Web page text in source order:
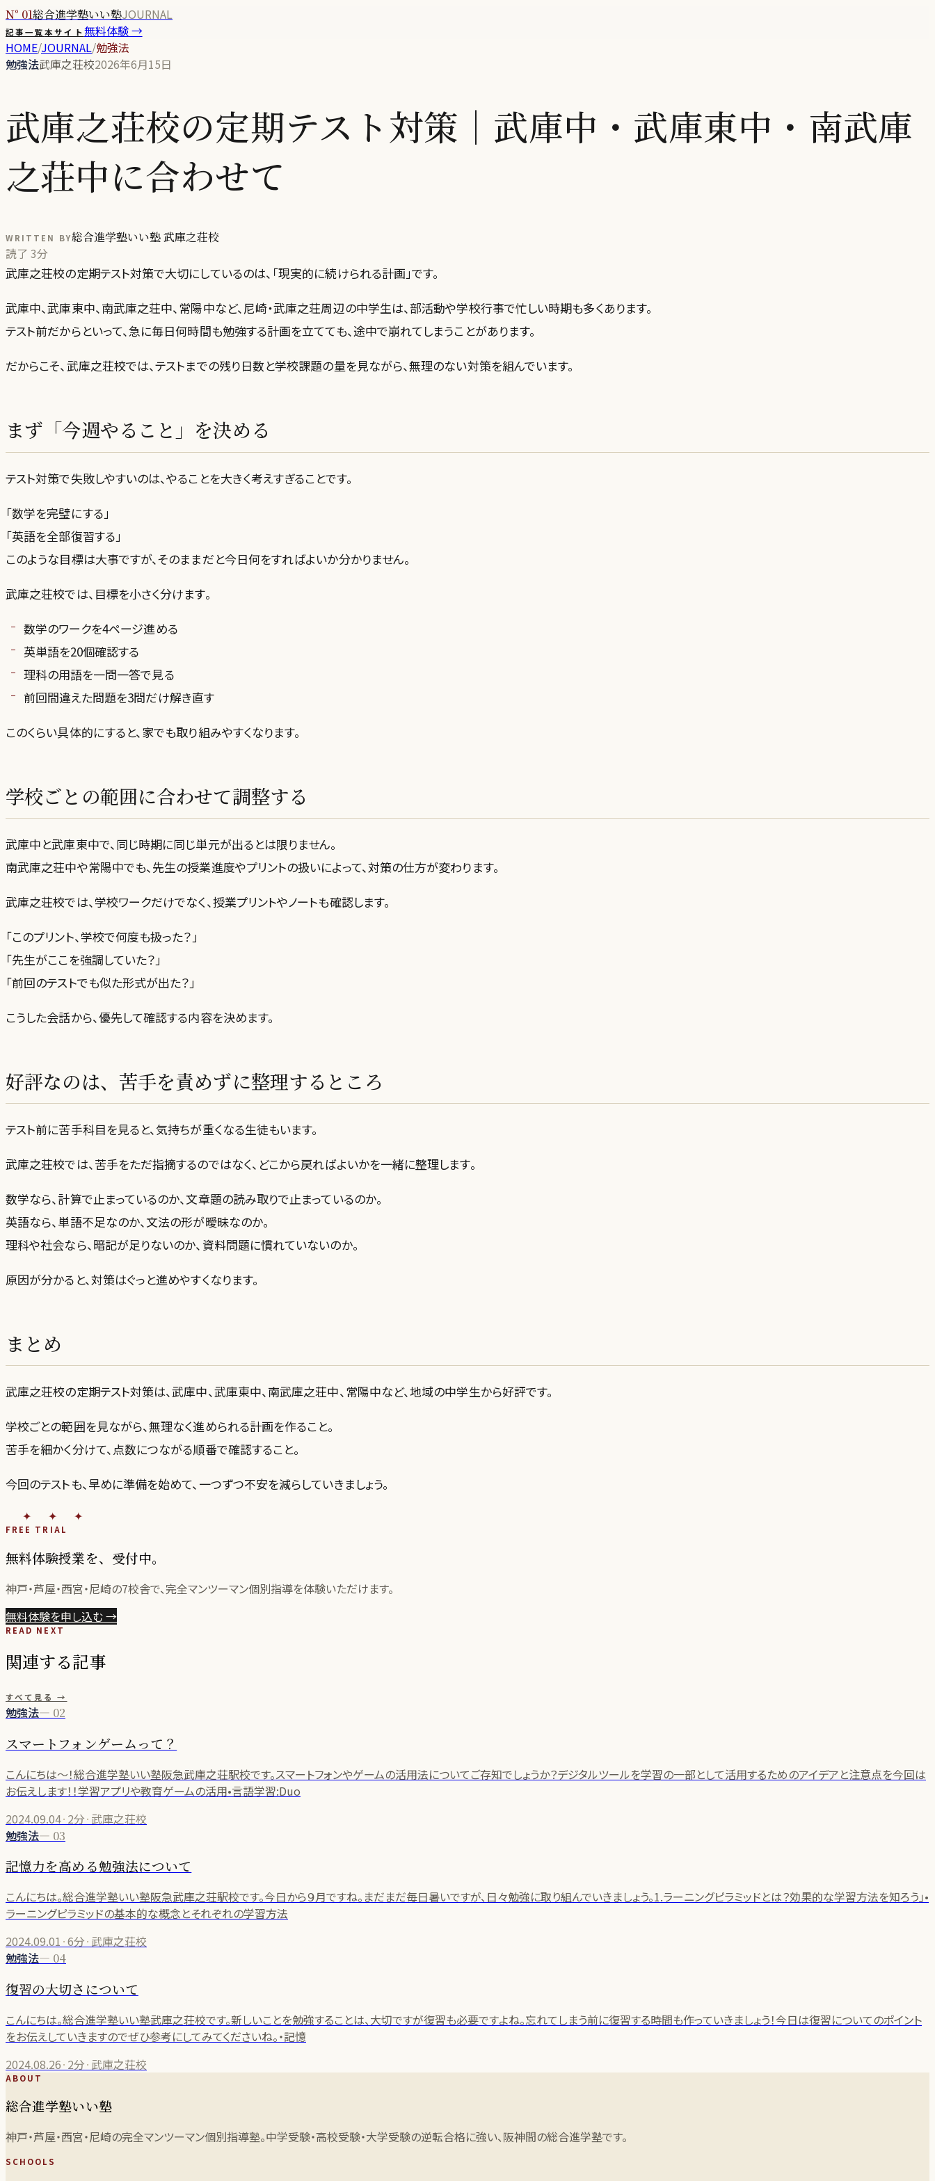
N° 01総合進学塾いい塾JOURNAL
記事一覧本サイト無料体験 →
HOME/JOURNAL/勉強法
勉強法武庫之荘校2026年6月15日
武庫之荘校の定期テスト対策｜武庫中・武庫東中・南武庫
之荘中に合わせて
WRITTEN BY総合進学塾いい塾 武庫之荘校
読了 3分
武庫之荘校の定期テスト対策で大切にしているのは、「現実的に続けられる計画」です。
武庫中、武庫東中、南武庫之荘中、常陽中など、尼崎・武庫之荘周辺の中学生は、部活動や学校行事で忙しい時期も多くあります。
テスト前だからといって、急に毎日何時間も勉強する計画を立てても、途中で崩れてしまうことがあります。
だからこそ、武庫之荘校では、テストまでの残り日数と学校課題の量を見ながら、無理のない対策を組んでいます。
まず「今週やること」を決める
テスト対策で失敗しやすいのは、やることを大きく考えすぎることです。
「数学を完璧にする」
「英語を全部復習する」
このような目標は大事ですが、そのままだと今日何をすればよいか分かりません。
武庫之荘校では、目標を小さく分けます。
数学のワークを4ページ進める
英単語を20個確認する
理科の用語を一問一答で見る
前回間違えた問題を3問だけ解き直す
このくらい具体的にすると、家でも取り組みやすくなります。
学校ごとの範囲に合わせて調整する
武庫中と武庫東中で、同じ時期に同じ単元が出るとは限りません。
南武庫之荘中や常陽中でも、先生の授業進度やプリントの扱いによって、対策の仕方が変わります。
武庫之荘校では、学校ワークだけでなく、授業プリントやノートも確認します。
「このプリント、学校で何度も扱った？」
「先生がここを強調していた？」
「前回のテストでも似た形式が出た？」
こうした会話から、優先して確認する内容を決めます。
好評なのは、苦手を責めずに整理するところ
テスト前に苦手科目を見ると、気持ちが重くなる生徒もいます。
武庫之荘校では、苦手をただ指摘するのではなく、どこから戻ればよいかを一緒に整理します。
数学なら、計算で止まっているのか、文章題の読み取りで止まっているのか。
英語なら、単語不足なのか、文法の形が曖昧なのか。
理科や社会なら、暗記が足りないのか、資料問題に慣れていないのか。
原因が分かると、対策はぐっと進めやすくなります。
まとめ
武庫之荘校の定期テスト対策は、武庫中、武庫東中、南武庫之荘中、常陽中など、地域の中学生から好評です。
学校ごとの範囲を見ながら、無理なく進められる計画を作ること。
苦手を細かく分けて、点数につながる順番で確認すること。
今回のテストも、早めに準備を始めて、一つずつ不安を減らしていきましょう。
✦✦✦
FREE TRIAL
無料体験授業を、受付中。
神戸・芦屋・西宮・尼崎の7校舎で、完全マンツーマン個別指導を体験いただけます。
無料体験を申し込む→
READ NEXT
関連する記事
すべて見る →
勉強法— 02
スマートフォンゲームって？
こんにちは〜！総合進学塾いい塾阪急武庫之荘駅校です。スマートフォンやゲームの活用法についてご存知でしょうか？デジタルツールを学習の一部として活用するためのアイデアと注意点を今回は
お伝えします！！学習アプリや教育ゲームの活用•言語学習:Duo
2024.09.04· 2分· 武庫之荘校
勉強法— 03
記憶力を高める勉強法について
こんにちは。総合進学塾いい塾阪急武庫之荘駅校です。今日から９月ですね。まだまだ毎日暑いですが、日々勉強に取り組んでいきましょう。1.ラーニングピラミッドとは？効果的な学習方法を知ろう」•
ラーニングピラミッドの基本的な概念とそれぞれの学習方法
2024.09.01 ·6分· 武庫之荘校
勉強法— 04
復習の大切さについて
こんにちは。総合進学塾いい塾武庫之荘校です。新しいことを勉強することは、大切ですが復習も必要ですよね。忘れてしまう前に復習する時間も作っていきましょう！今日は復習についてのポイント
をお伝えしていきますのでぜひ参考にしてみてくださいね。・記憶
2024.08.26· 2分· 武庫之荘校
ABOUT
総合進学塾いい塾
神戸・芦屋・西宮・尼崎の完全マンツーマン個別指導塾。中学受験・高校受験・大学受験の逆転合格に強い、阪神間の総合進学塾です。
SCHOOLS